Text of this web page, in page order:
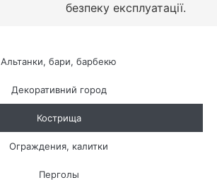
безпеку експлуатації.
Альтанки, бари, барбекю
Декоративний город
Кострища
Ограждения, калитки
Перголы